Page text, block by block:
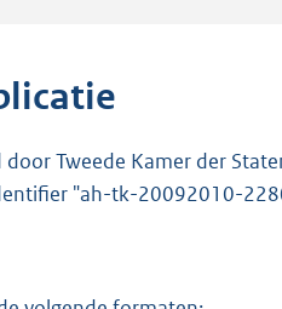
Tweede Kamer der
"ah-tk-20092010-